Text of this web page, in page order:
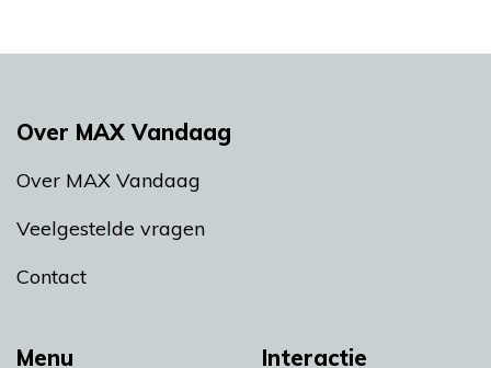
Menu Interactie
Over MAX Vandaag
Over MAX Vandaag
Veelgestelde vragen
Contact